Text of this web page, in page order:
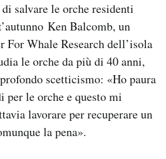
salvare le orche residenti
Ken Balcomb, un
For Whale Research dell’isola
le orche da più di 40 anni,
scetticismo: «Ho paura
per le orche e questo mi
lavorare per recuperare un
la pena».